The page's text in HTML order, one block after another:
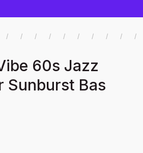
60s Jazz
Sunburst Bas